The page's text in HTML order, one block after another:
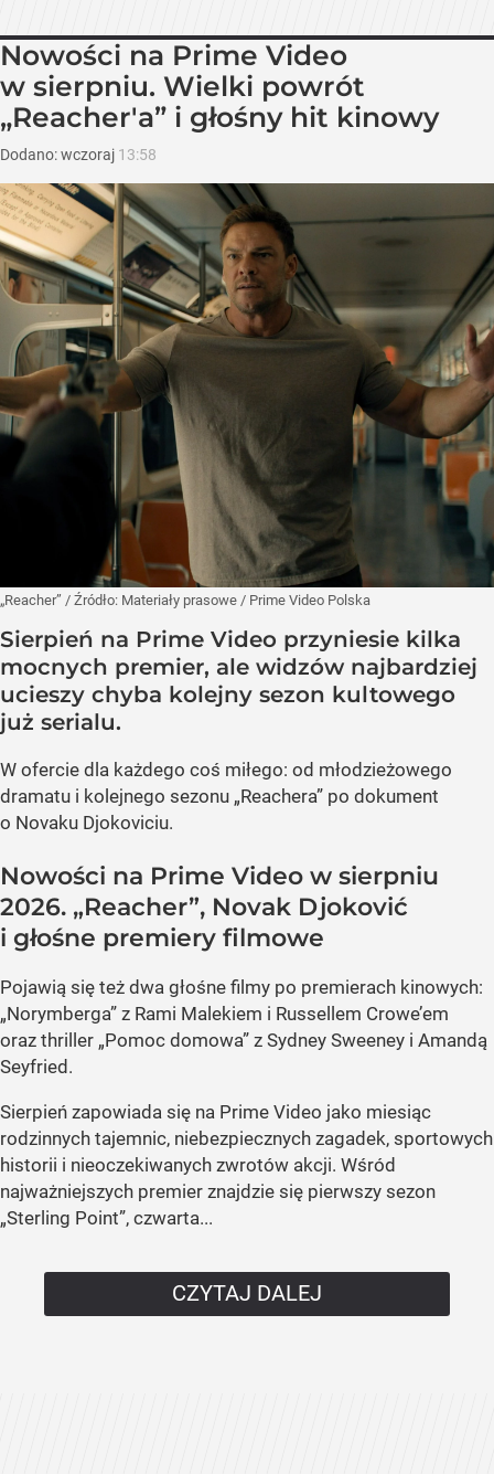
Nowości na Prime Video
w sierpniu. Wielki powrót
„Reacher'a” i głośny hit kinowy
Dodano:wczoraj 13:58
„Reacher” / Źródło: Materiały prasowe / Prime Video Polska
Sierpień na Prime Video przyniesie kilka
mocnych premier, ale widzów najbardziej
ucieszy chyba kolejny sezon kultowego
już serialu.
W ofercie dla każdego coś miłego: od młodzieżowego
dramatu i kolejnego sezonu „Reachera” po dokument
o Novaku Djokoviciu.
Nowości na Prime Video w sierpniu
2026. „Reacher”, Novak Djoković
i głośne premiery filmowe
Pojawią się też dwa głośne filmy po premierach kinowych:
„Norymberga” z Rami Malekiem i Russellem Crowe’em
oraz thriller „Pomoc domowa” z Sydney Sweeney i Amandą
Seyfried.
Sierpień zapowiada się na Prime Video jako miesiąc
rodzinnych tajemnic, niebezpiecznych zagadek, sportowych
historii i nieoczekiwanych zwrotów akcji. Wśród
najważniejszych premier znajdzie się pierwszy sezon
„Sterling Point”, czwarta...
CZYTAJ DALEJ